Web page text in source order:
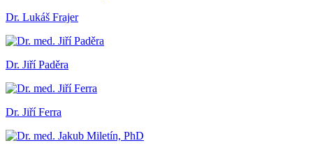
Dr. Lukáš Frajer
Dr. Jiří Paděra
Dr. Jiří Ferra